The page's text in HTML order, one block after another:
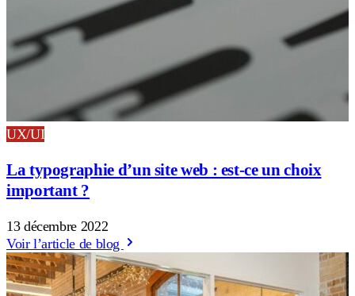
UX/UI
La typographie d’un site web : est-ce un choix
important ?
13 décembre 2022
Voir l’article de blog